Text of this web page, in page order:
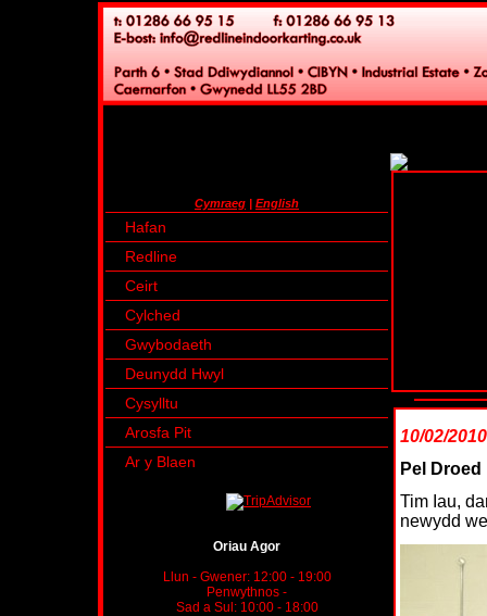
Cymraeg | English
Hafan
Redline
Ceirt
Cylched
Gwybodaeth
Deunydd Hwyl
Cysylltu
Arosfa Pit
Ar y Blaen
Oriau Agor
Llun - Gwener: 12:00 - 19:00
Penwythnos -
Sad a Sul: 10:00 - 18:00
10/02/2010
Pel Droed
Tim Iau,
newydd